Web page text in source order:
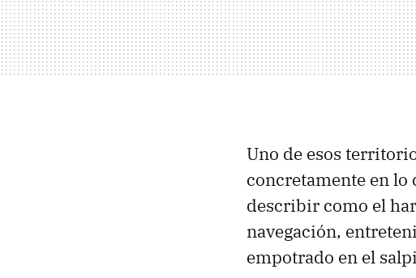
Uno de esos
concretamente en lo
describir como el
navegación,
empotrado en el